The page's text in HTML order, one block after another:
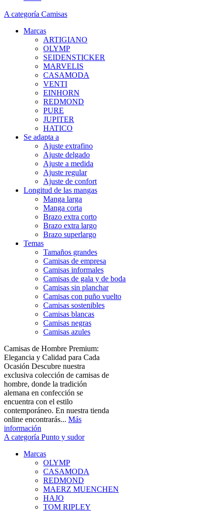
A categoría Camisas
Marcas
ARTIGIANO
OLYMP
SEIDENSTICKER
MARVELIS
CASAMODA
VENTI
EINHORN
REDMOND
PURE
JUPITER
HATICO
Se adapta a
Ajuste extrafino
Ajuste delgado
Ajuste a medida
Ajuste regular
Ajuste de confort
Longitud de las mangas
Manga larga
Manga corta
Brazo extra corto
Brazo extra largo
Brazo superlargo
Temas
Tamaños grandes
Camisas de empresa
Camisas informales
Camisas de gala y de boda
Camisas sin planchar
Camisas con puño vuelto
Camisas sostenibles
Camisas blancas
Camisas negras
Camisas azules
Camisas de Hombre Premium:
Elegancia y Calidad para Cada
Ocasión Descubre nuestra
exclusiva colección de camisas de
hombre, donde la tradición
alemana en confección se
encuentra con el estilo
contemporáneo. En nuestra tienda
online encontrarás... Más
información
A categoría Punto y sudor
Marcas
OLYMP
CASAMODA
REDMOND
MAERZ MUENCHEN
HAJO
TOM RIPLEY